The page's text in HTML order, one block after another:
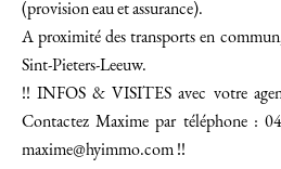
(provision eau et assurance).
A proximité des transports en
Sint-Pieters-Leeuw.
!! INFOS & VISITES avec votre
Contactez Maxime par téléphone :
maxime@hyimmo.com !!